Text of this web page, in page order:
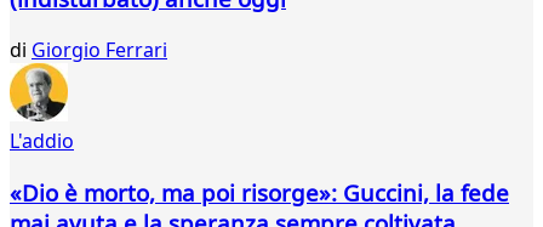
di Giorgio Ferrari
L'addio
«Dio è morto, ma poi risorge»: Guccini, la fede